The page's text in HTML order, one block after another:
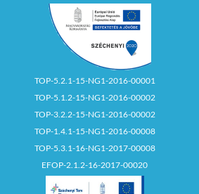
TOP-5.2.1-15-NG1-2016-00001
TOP-5.1.2-15-NG1-2016-00002
TOP-3.2.2-15-NG1-2016-00002
TOP-1.4.1-15-NG1-2016-00008
TOP-5.3.1-16-NG1-2017-00008
EFOP-2.1.2-16-2017-00020